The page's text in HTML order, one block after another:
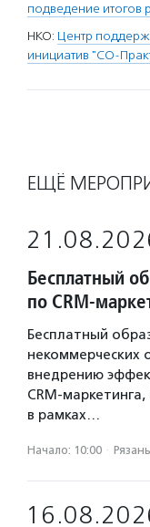
подведение итогов
НКО: Центр
инициатив "СО-
ЕЩЁ
Бесплатный
по CRM-
Бесплатный
некоммерческих
внедрению
CRM-маркетинга,
в рамках…
Начало: 10:00 · Рязань